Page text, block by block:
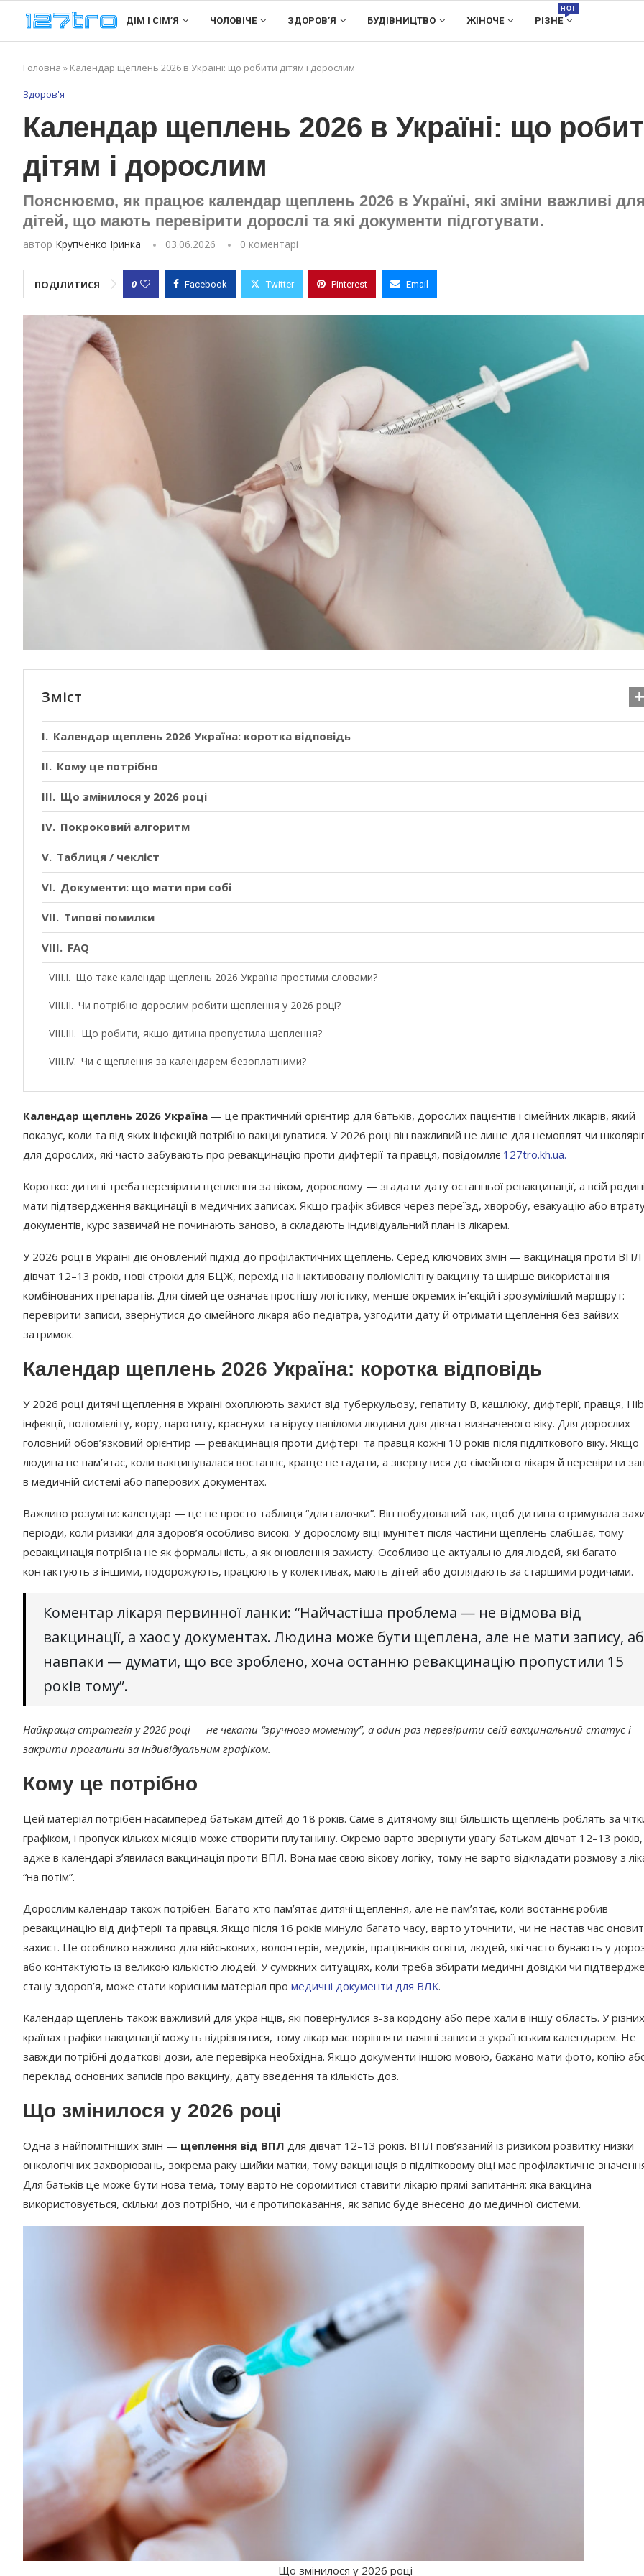
ДІМ І СІМʼЯ ЧОЛОВІЧЕ ЗДОРОВ’Я БУДІВНИЦТВО ЖІНОЧЕ РІЗНЕ
HOT
Головна » Календар щеплень 2026 в Україні: що робити дітям і дорослим
Здоров'я
Календар щеплень 2026 в Україні: що
дітям і дорослим
Пояснюємо, як працює календар щеплень 2026 в Україні, які зміни важливі для
дітей, що мають перевірити дорослі та які документи підготувати.
автор Крупченко Іринка 03.06.2026 0 коментарі
ПОДІЛИТИСЯ 0 Facebook Twitter Pinterest Email
Зміст
Календар щеплень 2026 Україна: коротка відповідь
Кому це потрібно
Що змінилося у 2026 році
Покроковий алгоритм
Таблиця / чекліст
Документи: що мати при собі
Типові помилки
FAQ
Що таке календар щеплень 2026 Україна простими словами?
Чи потрібно дорослим робити щеплення у 2026 році?
Що робити, якщо дитина пропустила щеплення?
Чи є щеплення за календарем безоплатними?
Чи потрібне щеплення від ВПЛ усім дітям?
Які документи потрібні для щеплення?
Чи можна робити щеплення під час легкої застуди?
Календар щеплень 2026 Україна — це практичний орієнтир для батьків, дорослих пацієнтів і сімейних лікарів, який
показує, коли та від яких інфекцій потрібно вакцинуватися. У 2026 році він важливий не лише для немовлят чи
для дорослих, які часто забувають про ревакцинацію проти дифтерії та правця, повідомляє 127tro.kh.ua.
Коротко: дитині треба перевірити щеплення за віком, дорослому — згадати дату останньої ревакцинації, а всій
мати підтвердження вакцинації в медичних записах. Якщо графік збився через переїзд, хворобу, евакуацію або
документів, курс зазвичай не починають заново, а складають індивідуальний план із лікарем.
У 2026 році в Україні діє оновлений підхід до профілактичних щеплень. Серед ключових змін — вакцинація проти
дівчат 12–13 років, нові строки для БЦЖ, перехід на інактивовану поліомієлітну вакцину та ширше використання
комбінованих препаратів. Для сімей це означає простішу логістику, менше окремих ін’єкцій і зрозуміліший маршрут:
перевірити записи, звернутися до сімейного лікаря або педіатра, узгодити дату й отримати щеплення без зайвих
затримок.
Календар щеплень 2026 Україна: коротка відповідь
У 2026 році дитячі щеплення в Україні охоплюють захист від туберкульозу, гепатиту В, кашлюку, дифтерії, правця,
інфекції, поліомієліту, кору, паротиту, краснухи та вірусу папіломи людини для дівчат визначеного віку. Для дорослих
головний обов’язковий орієнтир — ревакцинація проти дифтерії та правця кожні 10 років після підліткового віку. Якщо
людина не пам’ятає, коли вакцинувалася востаннє, краще не гадати, а звернутися до сімейного лікаря й перевірити
в медичній системі або паперових документах.
Важливо розуміти: календар — це не просто таблиця “для галочки”. Він побудований так, щоб дитина отримувала
періоди, коли ризики для здоров’я особливо високі. У дорослому віці імунітет після частини щеплень слабшає, тому
ревакцинація потрібна не як формальність, а як оновлення захисту. Особливо це актуально для людей, які багато
контактують з іншими, подорожують, працюють у колективах, мають дітей або доглядають за старшими родичами.
Коментар лікаря первинної ланки: “Найчастіша проблема — не відмова від
вакцинації, а хаос у документах. Людина може бути щеплена, але не мати запису,
навпаки — думати, що все зроблено, хоча останню ревакцинацію пропустили 15
років тому”.
Найкраща стратегія у 2026 році — не чекати “зручного моменту”, а один раз перевірити свій вакцинальний статус і
закрити прогалини за індивідуальним графіком.
Кому це потрібно
Цей матеріал потрібен насамперед батькам дітей до 18 років. Саме в дитячому віці більшість щеплень роблять за
графіком, і пропуск кількох місяців може створити плутанину. Окремо варто звернути увагу батькам дівчат 12–13 років,
адже в календарі з’явилася вакцинація проти ВПЛ. Вона має свою вікову логіку, тому не варто відкладати розмову з
“на потім”.
Дорослим календар також потрібен. Багато хто пам’ятає дитячі щеплення, але не пам’ятає, коли востаннє робив
ревакцинацію від дифтерії та правця. Якщо після 16 років минуло багато часу, варто уточнити, чи не настав час
захист. Це особливо важливо для військових, волонтерів, медиків, працівників освіти, людей, які часто бувають у
або контактують із великою кількістю людей. У суміжних ситуаціях, коли треба збирати медичні довідки чи
стану здоров’я, може стати корисним матеріал про медичні документи для ВЛК.
Календар щеплень також важливий для українців, які повернулися з-за кордону або переїхали в іншу область. У різних
країнах графіки вакцинації можуть відрізнятися, тому лікар має порівняти наявні записи з українським календарем. Не
завжди потрібні додаткові дози, але перевірка необхідна. Якщо документи іншою мовою, бажано мати фото, копію
переклад основних записів про вакцину, дату введення та кількість доз.
Що змінилося у 2026 році
Одна з найпомітніших змін — щеплення від ВПЛ для дівчат 12–13 років. ВПЛ пов’язаний із ризиком розвитку низки
онкологічних захворювань, зокрема раку шийки матки, тому вакцинація в підлітковому віці має профілактичне
Для батьків це може бути нова тема, тому варто не соромитися ставити лікарю прямі запитання: яка вакцина
використовується, скільки доз потрібно, чи є протипоказання, як запис буде внесено до медичної системи.
Що змінилося у 2026 році
Що робити, якщо
18.11.2025